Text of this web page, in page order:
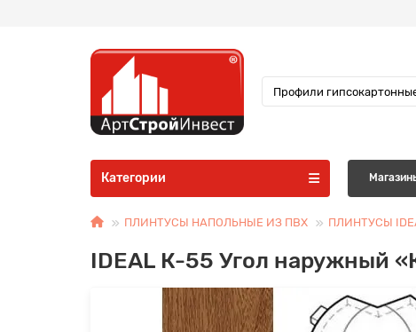
Категории
ПЛИНТУСЫ НАПОЛЬНЫЕ ИЗ ПВХ ПЛИНТУСЫ
IDEAL К-55 Угол наружный